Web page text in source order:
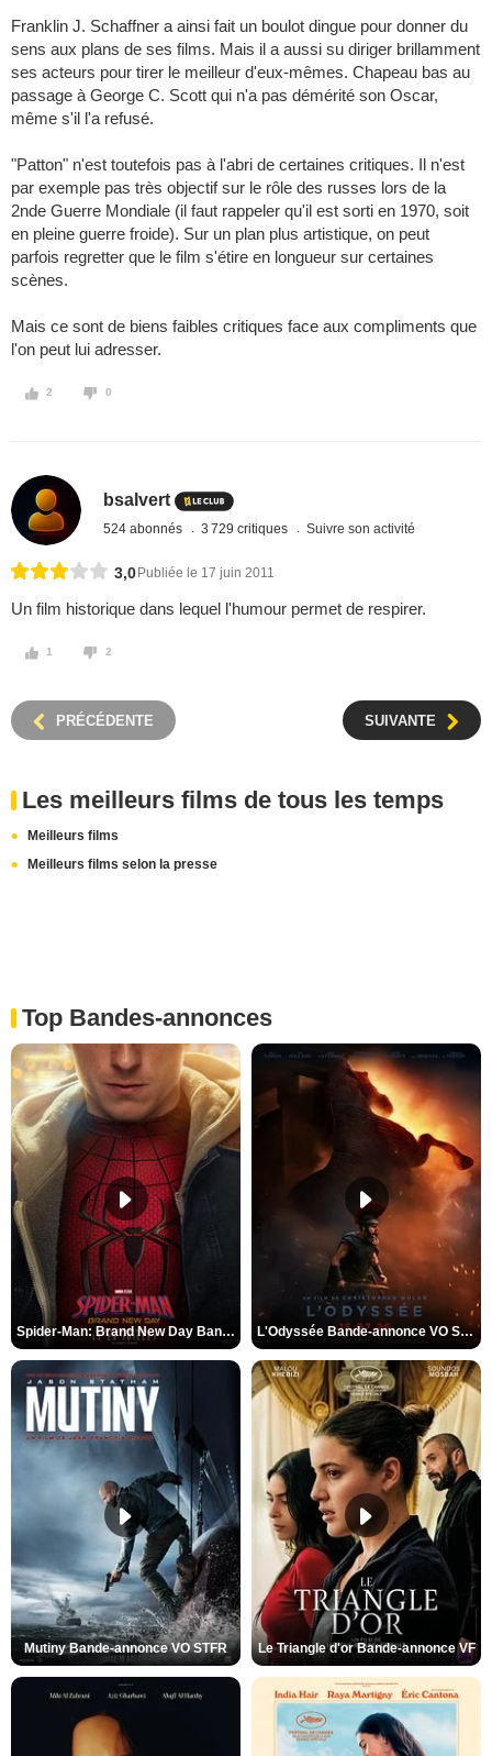
Franklin J. Schaffner a ainsi fait un boulot dingue pour donner du
sens aux plans de ses films. Mais il a aussi su diriger brillamment
ses acteurs pour tirer le meilleur d'eux-mêmes. Chapeau bas au
passage à George C. Scott qui n'a pas démérité son Oscar,
même s'il l'a refusé.
"Patton" n'est toutefois pas à l'abri de certaines critiques. Il n'est
par exemple pas très objectif sur le rôle des russes lors de la
2nde Guerre Mondiale (il faut rappeler qu'il est sorti en 1970, soit
en pleine guerre froide). Sur un plan plus artistique, on peut
parfois regretter que le film s'étire en longueur sur certaines
scènes.
Mais ce sont de biens faibles critiques face aux compliments que
l'on peut lui adresser.
2 0
bsalvert
524 abonnés 3 729 critiques Suivre son activité
3,0 Publiée le 17 juin 2011
Un film historique dans lequel l'humour permet de respirer.
1 2
PRÉCÉDENTE SUIVANTE
Les meilleurs films de tous les temps
Meilleurs films
Meilleurs films selon la presse
Top Bandes-annonces
Spider-Man: Brand New Day Bande-annonce VO STFR L'Odyssée Bande-annonce VO STFR
Mutiny Bande-annonce VO STFR Le Triangle d'or Bande-annonce VF